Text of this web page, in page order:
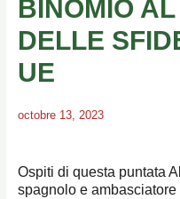
BINOMIO
DELLE
UE
octobre 13, 2023
Ospiti di questa puntata
spagnolo e